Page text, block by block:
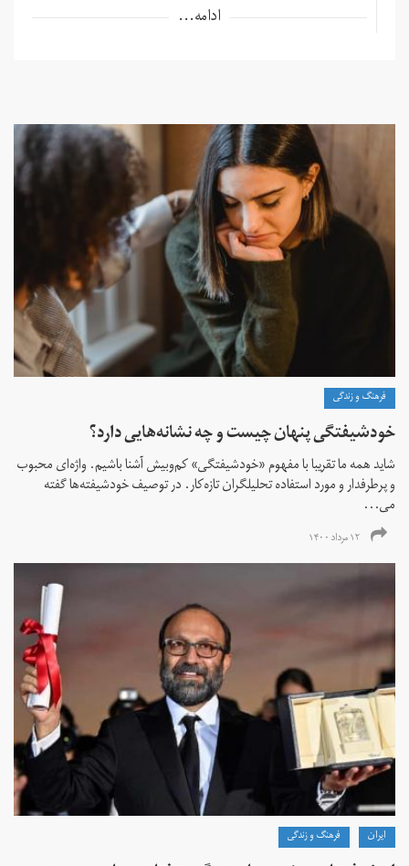
ادامه...
فرهنگ و زندگی
خودشیفتگی پنهان چیست و چه نشانه‌هایی دارد؟
شاید همه ما تقریبا با مفهوم «خودشیفتگی» کم‌و‌بیش آشنا باشیم. واژه‌ای محبوب
و پرطرفدار و مورد استفاده تحلیلگران تازه‌کار. در توصیف خودشیفته‌ها گفته
می...
۱۲ مرداد ۱۴۰۰
ايران فرهنگ و زندگی